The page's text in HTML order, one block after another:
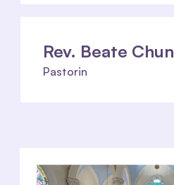
Rev. Beate Chun
Pastorin